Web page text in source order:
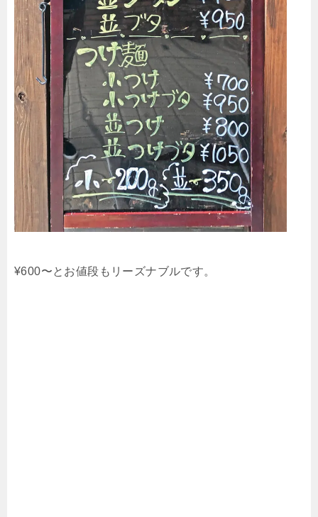
¥600〜とお値段もリーズナブルです。